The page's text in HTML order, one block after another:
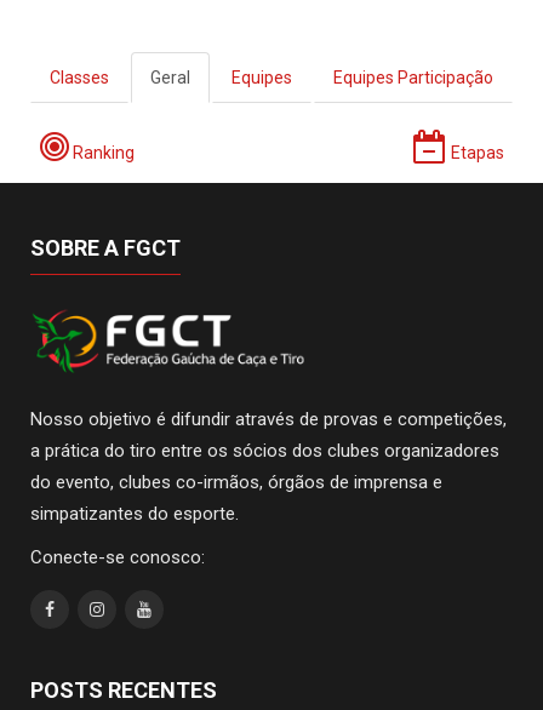
Classes Geral Equipes Equipes Participação
Ranking Etapas
SOBRE A FGCT
Nosso objetivo é difundir através de provas e competições,
a prática do tiro entre os sócios dos clubes organizadores
do evento, clubes co-irmãos, órgãos de imprensa e
simpatizantes do esporte.
Conecte-se conosco:
POSTS RECENTES